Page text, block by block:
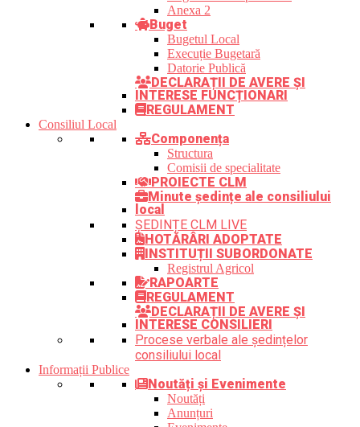
Anexa 2
Buget
Bugetul Local
Execuție Bugetară
Datorie Publică
DECLARAȚII DE AVERE ȘI
INTERESE FUNCȚIONARI
REGULAMENT
Consiliul Local
Componența
Structura
Comisii de specialitate
PROIECTE CLM
Minute ședințe ale consiliului
local
ȘEDINȚE CLM LIVE
HOTĂRÂRI ADOPTATE
INSTITUȚII SUBORDONATE
Registrul Agricol
RAPOARTE
REGULAMENT
DECLARAȚII DE AVERE ȘI
INTERESE CONSILIERI
Procese verbale ale ședințelor
consiliului local
Informații Publice
Noutăți și Evenimente
Noutăți
Anunțuri